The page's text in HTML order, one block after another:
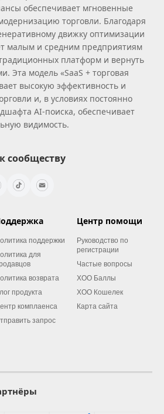
обеспечивает мгновенные
торговли. Благодаря
движку оптимизации
малым и средним предприятиям
платформ и вернуть
Эта модель «SaaS + торговая
высокую эффективность и
и, в условиях постоянно
AI‑поиска, обеспечивает
видимость.
сообществу
поддержки
для
возврата
продукта
комплаенса
запрос
Центр помощи
Руководство по
регистрации
Частые вопросы
XOO Баллы
XOO Кошелек
Карта сайта